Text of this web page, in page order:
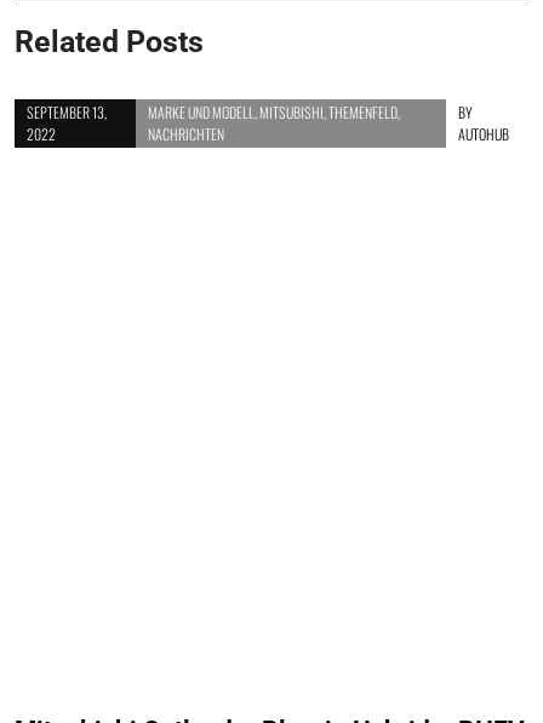
Related Posts
SEPTEMBER 13,
2022
MARKE UND MODELL MITSUBISHI THEMENFELD,
NACHRICHTEN
BY
AUTOHUB